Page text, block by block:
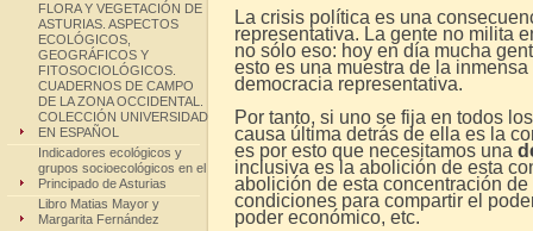
FLORA Y VEGETACIÓN DE
ASTURIAS. ASPECTOS
ECOLÓGICOS,
GEOGRÁFICOS Y
FITOSOCIOLÓGICOS.
CUADERNOS DE CAMPO
DE LA ZONA OCCIDENTAL.
COLECCIÓN UNIVERSIDAD
EN ESPAÑOL
Indicadores ecológicos y
grupos socioecológicos en el
Principado de Asturias
Libro Matias Mayor y
Margarita Fernández
La crisis política es una
representativa. La gente no milita
no sólo eso: hoy en día mucha
esto es una muestra de la
democracia representativa.
Por tanto, si uno se fija en todos
causa última detrás de ella es la
es por esto que necesitamos una
inclusiva es la abolición de esta
abolición de esta concentración
condiciones para compartir el
poder económico, etc.